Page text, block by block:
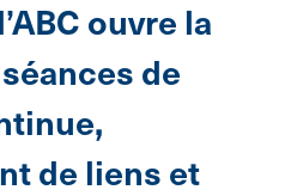
ouvre la
de
de liens et